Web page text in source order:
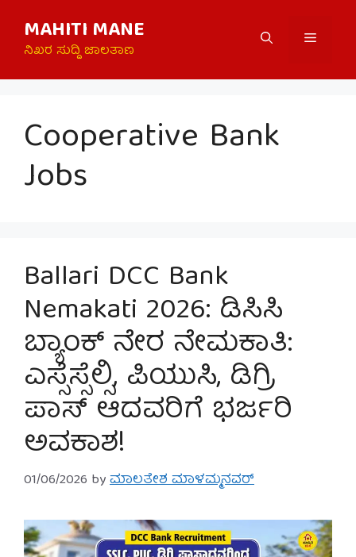
content
MAHITI MANE
ನಿಖರ ಸುದ್ದಿ ಜಾಲತಾಣ
Menu
Cooperative Bank
Jobs
Ballari DCC Bank
Nemakati 2026: ಡಿಸಿಸಿ
ಬ್ಯಾಂಕ್ ನೇರ ನೇಮಕಾತಿ:
ಎಸ್ಸೆಸ್ಸೆಲ್ಸಿ, ಪಿಯುಸಿ, ಡಿಗ್ರಿ
ಪಾಸ್ ಆದವರಿಗೆ ಭರ್ಜರಿ
ಅವಕಾಶ!
01/06/2026 byಮಾಲತೇಶ ಮಾಳಮ್ಮನವರ್